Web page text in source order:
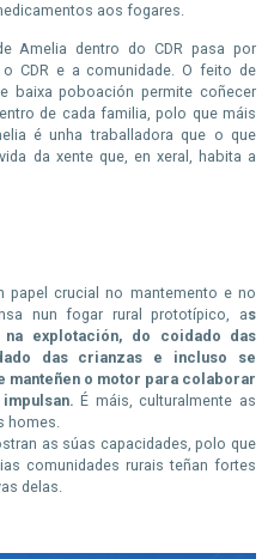
aos fogares.
Amelia dentro do CDR pasa por
CDR e a comunidade. O feito de
baixa poboación permite coñecer
de cada familia, polo que máis
é unha traballadora que o que
da xente que, en xeral, habita a
papel crucial no mantemento e no
nun fogar rural prototípico, as
explotación, do coidado das
das crianzas e incluso se
manteñen o motor para colaborar
É máis, culturalmente as
homes.
as súas capacidades, polo que
comunidades rurais teñan fortes
delas.